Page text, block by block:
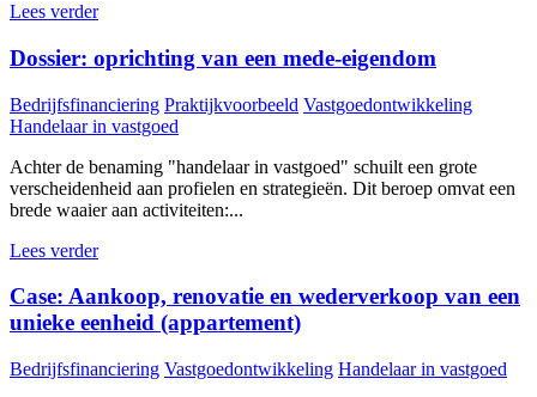
Lees verder
Dossier: oprichting van een mede-eigendom
Bedrijfsfinanciering Praktijkvoorbeeld Vastgoedontwikkeling
Handelaar in vastgoed
Achter de benaming "handelaar in vastgoed" schuilt een grote
verscheidenheid aan profielen en strategieën. Dit beroep omvat een
brede waaier aan activiteiten:...
Lees verder
Case: Aankoop, renovatie en wederverkoop van een
unieke eenheid (appartement)
Bedrijfsfinanciering Vastgoedontwikkeling Handelaar in vastgoed